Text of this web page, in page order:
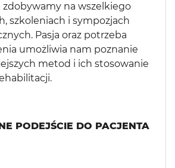
na wszelkiego
szkoleniach i sympozjach
Pasja oraz potrzeba
umożliwia nam poznanie
metod i ich stosowanie
PODEJŚCIE DO PACJENTA